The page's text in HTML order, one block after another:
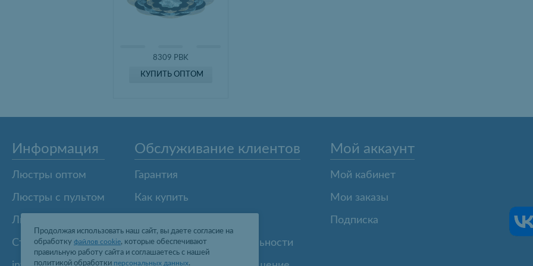
8309 PBK
КУПИТЬ ОПТОМ
Информация
Люстры оптом
Люстры с пультом
Люстры из Китая
Статьи
Обслуживание клиентов
Гарантия
Как купить
Политика конфиденциальности
Мой аккаунт
Мой кабинет
Мои заказы
Подписка
Продолжая использовать наш сайт, вы даете согласие на
обработку файлов cookie, которые обеспечивают
правильную работу сайта и соглашаетесь с нашей
политикой обработки персональных данных.